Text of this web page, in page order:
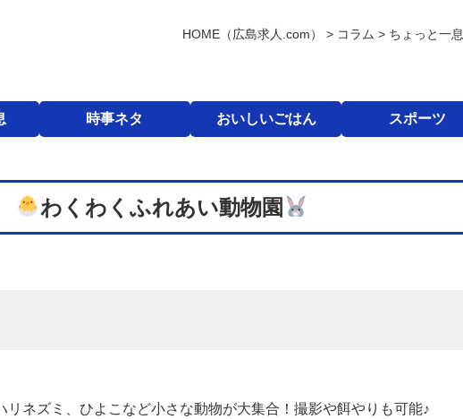
HOME （広島求人.com） > コラム > ちょっと一息
時事ネタ おいしいごはん スポーツ
わくわくふれあい動物園
ネズミ、ひよこなど小さな動物が大集合！撮影や餌やりも可能♪